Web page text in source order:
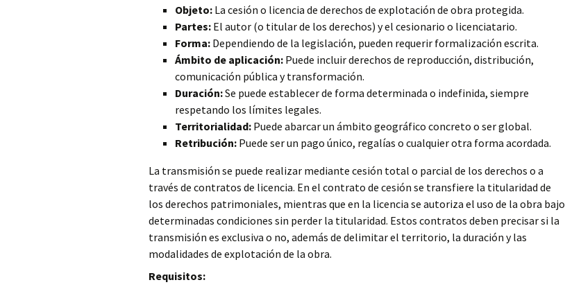
Objeto: La cesión o licencia de derechos de explotación de obra protegida.
Partes: El autor (o titular de los derechos) y el cesionario o licenciatario.
Forma: Dependiendo de la legislación, pueden requerir formalización escrita.
Ámbito de aplicación: Puede incluir derechos de reproducción, distribución,
comunicación pública y transformación.
Duración:Se puede establecer de forma determinada o indefinida, siempre
respetando los límites legales.
Territorialidad: Puede abarcar un ámbito geográfico concreto o ser global.
Retribución: Puede ser un pago único, regalías o cualquier otra forma acordada.
La transmisión se puede realizar mediante cesión total o parcial de los derechos o a
través de contratos de licencia. En el contrato de cesión se transfiere la titularidad de
los derechos patrimoniales, mientras que en la licencia se autoriza el uso de la obra bajo
determinadas condiciones sin perder la titularidad. Estos contratos deben precisar si la
transmisión es exclusiva o no, además de delimitar el territorio, la duración y las
modalidades de explotación de la obra.
Requisitos: